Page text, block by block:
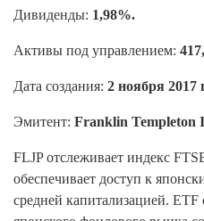
Дивиденды: 1,98%.
Активы под управлением:
Дата создания: 2 ноября 2017
Эмитент: Franklin Templeton
FLJP отслеживает индекс
обеспечивает доступ к
средней капитализацией.